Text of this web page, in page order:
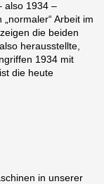
also 1934 –
Arbeit im
die beiden
herausstellte,
1934 mit
die heute
in unserer